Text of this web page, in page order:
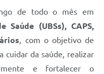
de todo o mês em
Saúde (UBSs), CAPS,
, com o objetivo de
cuidar da saúde, realizar
e fortalecer o